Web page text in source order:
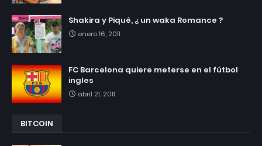
Shakira y Piqué, ¿ un waka Romance ?
enero 16, 2011
FC Barcelona quiere meterse en el fútbol
ingles
abril 21, 2011
BITCOIN